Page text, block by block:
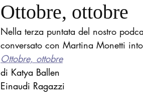
Ottobre, ottobre
Nella terza puntata del nostro
conversato con Martina Monetti
Ottobre, ottobre
di Katya Ballen
Einaudi Ragazzi